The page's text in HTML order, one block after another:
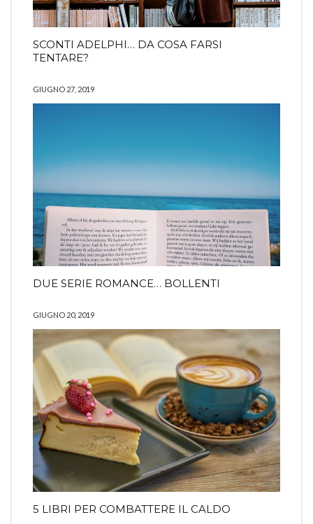
SCONTI ADELPHI… DA COSA FARSI
TENTARE?
GIUGNO 27, 2019
DUE SERIE ROMANCE… BOLLENTI
GIUGNO 20, 2019
5 LIBRI PER COMBATTERE IL CALDO